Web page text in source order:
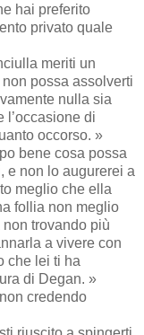
hai preferito
privato quale
meriti un
possa assolverti
nulla sia
l’occasione di
occorso. »
bene cosa possa
e non lo augurerei a
meglio che ella
follia non meglio
trovando più
a vivere con
che lei ti ha
di Degan. »
credendo